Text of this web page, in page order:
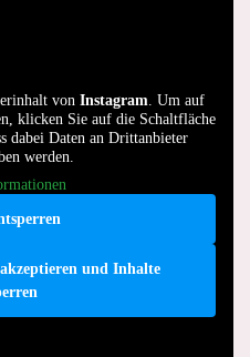
von Instagram. Um auf
klicken Sie auf die Schaltfläche
dabei Daten an Drittanbieter
werden.
und Inhalte